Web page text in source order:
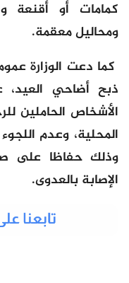
كمامات أو أقنعة
ومحاليل معقمة.
كما دعت الوزارة
ذبح أضاحي
الأشخاص الحاملين
المحلية، وعدم
وذلك حفاظا على
الإصابة بالعدوى.